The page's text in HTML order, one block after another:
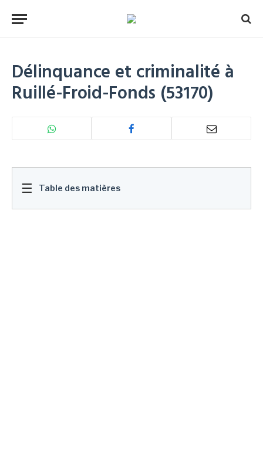
Délinquance et criminalité à
Ruillé-Froid-Fonds (53170)
☰ Table des matières